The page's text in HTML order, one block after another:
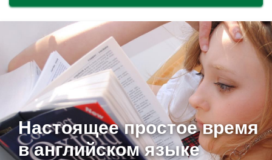
Настоящее простое время
в английском языке